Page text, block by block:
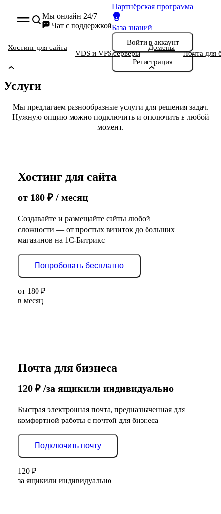
Мы онлайн 24/7
Чат с поддержкой
Партнёрская программа
База знаний
Войтив аккаунт
Регистрация
Хостинг для сайта
VDS и VPS серверы
Домены
Почта для
Услуги
Мы предлагаем разнообразные услуги для решения задач.
Нужную опцию можно подключить и отключить в любой
момент.
Хостинг для сайта
от 180 ₽ / месяц
Создавайте и размещайте сайты любой
сложности — от простых визиток до больших
магазинов на 1С-Битрикс
Попробовать бесплатно
от 180 ₽
в месяц
Почта для бизнеса
120 ₽ /за ящикили индивидуально
Быстрая электронная почта, предназначенная для
комфортной работы с почтой для бизнеса
Подключить почту
120 ₽
за ящикили индивидуально